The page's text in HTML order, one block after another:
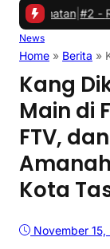
|#2 -Rani
News
Home » Berita »
Kang
Main di
FTV,
Kota
November